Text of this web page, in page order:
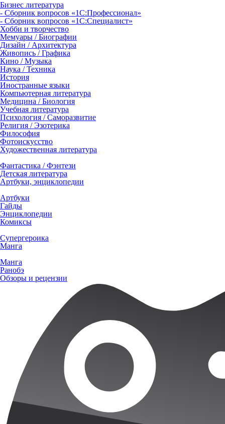
Бизнес литература
- Сборник вопросов «1С:Профессионал»
- Сборник вопросов «1С:Специалист»
Хобби и творчество
Мемуары / Биографии
Дизайн / Архитектура
Живопись / Графика
Кино / Музыка
Наука / Техника
История
Иностранные языки
Компьютерная литература
Медицина / Биология
Учебная литература
Психология / Саморазвитие
Религия / Эзотерика
Философия
Фотоискусство
Художественная литература
Фантастика / Фэнтези
Детская литература
Артбуки, энциклопедии
Артбуки
Гайды
Энциклопедии
Комиксы
Супергероика
Манга
Манга
Ранобэ
Обзоры и рецензии